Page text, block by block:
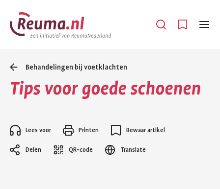
Spring
naar
hoofdinhoud
Spring
naar
footer
Open
Menu
Behandelingen bij voetklachten
Tips voor goede schoenen
Lees voor Printen Bewaar artikel
Delen QR-code Translate